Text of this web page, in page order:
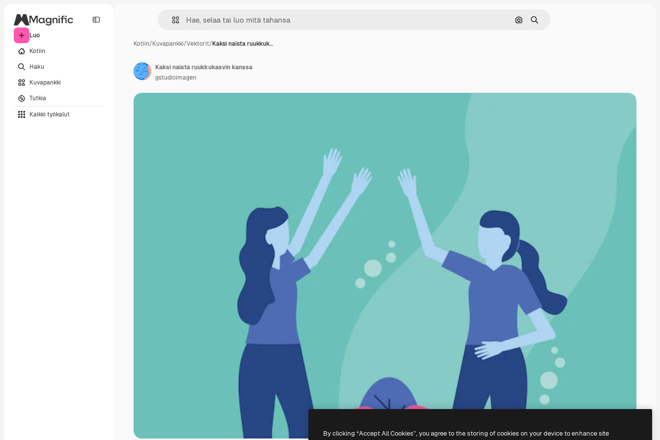
Luo
Kotiin
Haku
Kuvapankki
Tutkia
Kaikki työkalut
Hae kuvan perusteella
Haku
Kotiin/Kuvapankki/Vektorit/Kaksi naista ruukkuk…
Kaksi naista ruukkukasvin kanssa
gstudioimagen
By clicking “Accept All Cookies”, you agree to the storing of cookies on your device to enhance site